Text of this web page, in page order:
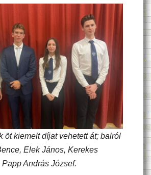
öt kiemelt díjat vehetett át; balról
Elek János, Kerekes
András József.